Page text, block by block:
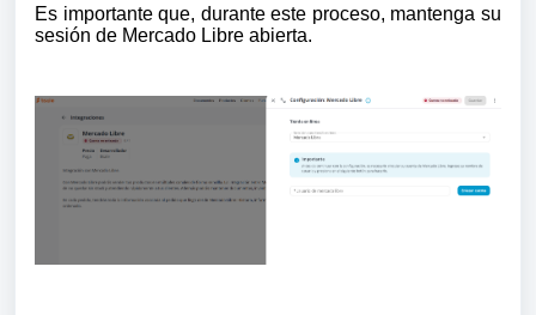
Es importante que, durante este proceso, mantenga su
sesión de Mercado Libre abierta.